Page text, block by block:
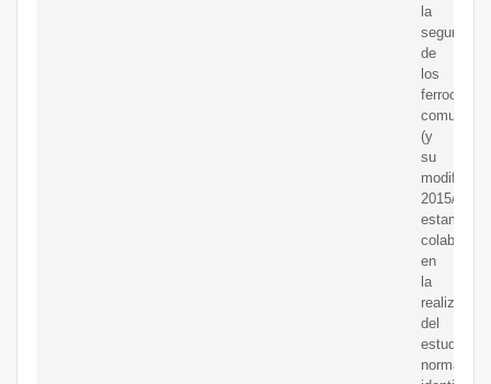
la
seguridad
de
los
(y
su
modificado
2015/
estamos
en
la
realización
del
estudio
normativo,